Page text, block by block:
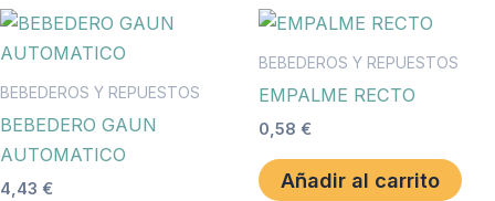
BEBEDEROS Y REPUESTOS
BEBEDERO GAUN
AUTOMATICO
4,43 €
BEBEDEROS Y REPUESTOS
EMPALME RECTO
0,58 €
Añadir al carrito